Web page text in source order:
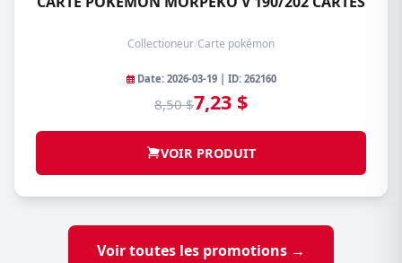
Collectioneur/Carte pokémon
Date: 2026-03-19 | ID: 262160
8,50 $7,23 $
VOIR PRODUIT
Voir toutes les promotions →